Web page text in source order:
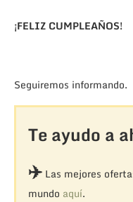
¡FELIZ CUMPLEAÑOS!
Seguiremos informando.
Te ayudo a
✈️Las mejores
mundo aquí.